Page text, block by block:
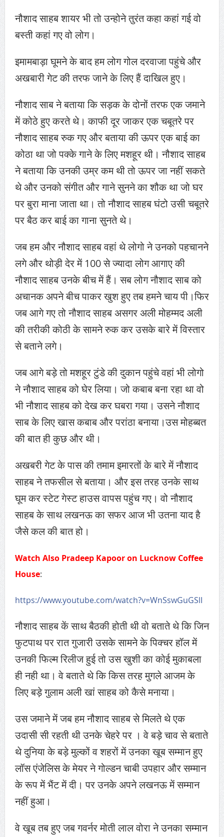
नौशाद साहब शायर भी तो उन्होने तुरंत कहा कहां गई वो
बस्ती कहां गए वो लोग।
इमामबाड़ा घूमने के बाद हम लोग गोल दरवाजा पहुंचे और
अखबारी गेट की तरफ जाने के लिए हैं दाखिल हुए।
नौशाद साब ने बताया कि सड़क के दोनों तरफ एक जमाने
में कोठे हुए करते थे। काफी दूर जाकर एक चबूतरे पर
नौशाद साहब रुक गए और बताया की ऊपर एक बाई का
कोठा था जो पक्के गाने के लिए मशहूर थी। नौशाद साहब
ने बताया कि उनकी उम्र कम थी तो ऊपर जा नहीं सकते
थे और उनको संगीत और गाने सुनने का शौक था जो घर
पर बुरा माना जाता था। तो नौशाद साहब घंटो उसी चबूतरे
पर बैठ कर बाई का गाना सुनते थे।
जब हम और नौशाद साहब वहां थे लोगो ने उनको पहचानने
लगे और थोड़ी देर में 100 से ज्यादा लोग आगाए की
नौशाद साहब उनके बीच में हैं। सब लोग नौशाद साब को
अचानक अपने बीच पाकर खुश हुए तब हमने चाय पी।फिर
जब आगे गए तो नौशाद साहब असगर अली मोहम्मद अली
की तरीकी कोठी के सामने रुक कर उसके बारे में विस्तार
से बताने लगे।
जब आगे बड़े तो मशहूर टुंडे की दुकान पहुंचे वहां भी लोगो
ने नौशाद साहब को घेर लिया। जो कबाब बना रहा था वो
भी नौशाद साहब को देख कर घबरा गया। उसने नौशाद
साब के लिए खास कबाब और परांठा बनाया।उस मोहब्बत
की बात ही कुछ और थी।
अखबरी गेट के पास की तमाम इमारतों के बारे में नौशाद
साहब ने तफसील से बताया। और इस तरह उनके साथ
घूम कर स्टेट गेस्ट हाउस वापस पहुंच गए। वो नौशाद
साहब के साथ लखनऊ का सफर आज भी उतना याद है
जैसे कल की बात हो।
Watch Also Pradeep Kapoor on Lucknow Coffee
House:
https://www.youtube.com/watch?v=WnSswGuGSlI
नौशाद साहब कें साथ बैठकी होती थी वो बताते थे कि जिन
फुटपाथ पर रात गुजारी उसके सामने के पिक्चर हॉल में
उनकी फिल्म रिलीज हुई तो उस खुशी का कोई मुकाबला
ही नही था। वे बताते थे कि किस तरह मुगले आजम के
लिए बड़े गुलाम अली खां साहब को कैसे मनाया।
उस जमाने में जब हम नौशाद साहब से मिलते थे एक
उदासी सी रहती थी उनके चेहरे पर । वे बड़े चाव से बताते
थे दुनिया के बड़े मुल्कों व शहरों में उनका खूब सम्मान हुए
लॉस एंजेलिस के मेयर ने गोल्डन चाबी उपहार और सम्मान
के रूप में भैंट में दी। पर उनके अपने लखनऊ में सम्मान
नहीं हुआ।
वे खूब तब हुए जब गवर्नर मोती लाल वोरा ने उनका सम्मान